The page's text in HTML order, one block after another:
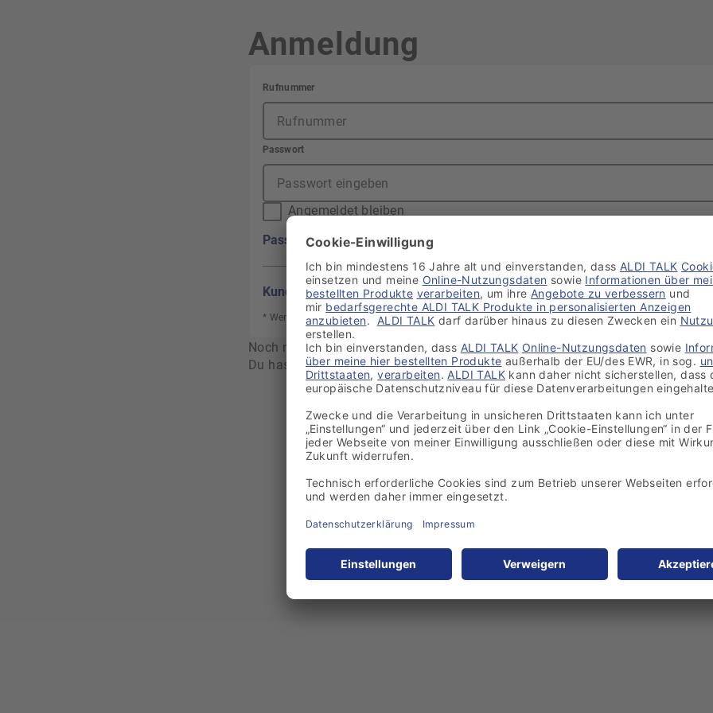
Anmeldung
Angemeldet bleiben
Passwort vergessen?
Anmelden
Kundenkonto erstellen
* Wenn du dich ohne Passwort anmeldest, hast du nur eingeschränkten Zugang zu einigen
Noch nicht bei ALDI TALK?
Du hast Fragen zur Anmeldung?